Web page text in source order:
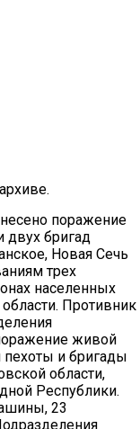
поражение
двух бригад
Новая Сечь
трех
населенных
Противник
живой
пехоты и бригады
области,
Республики.
23